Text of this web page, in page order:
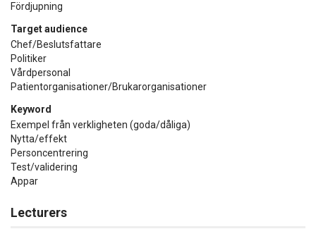
Fördjupning
Target audience
Chef/Beslutsfattare
Politiker
Vårdpersonal
Patientorganisationer/Brukarorganisationer
Keyword
Exempel från verkligheten (goda/dåliga)
Nytta/effekt
Personcentrering
Test/validering
Appar
Lecturers